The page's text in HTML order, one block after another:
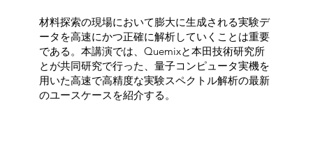
材料探索の現場において膨大に生成される実験デ
ータを高速にかつ正確に解析していくことは重要
である。本講演では、Quemixと本田技術研究所
とが共同研究で行った、量子コンピュータ実機を
用いた高速で高精度な実験スペクトル解析の最新
のユースケースを紹介する。